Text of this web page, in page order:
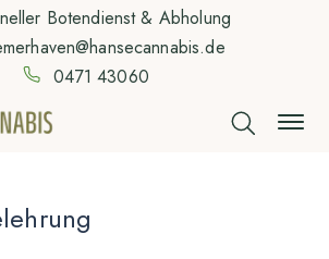
Botendienst & Abholung
0471 43060